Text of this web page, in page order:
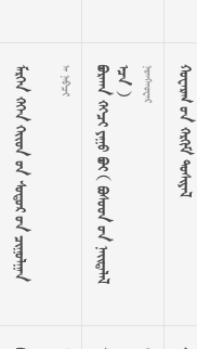
 
       




































    